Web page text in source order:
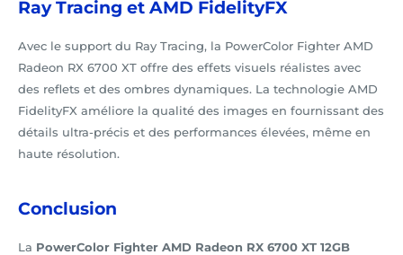
Ray Tracing et AMD FidelityFX
Avec le support du Ray Tracing, la PowerColor Fighter AMD
Radeon RX 6700 XT offre des effets visuels réalistes avec
des reflets et des ombres dynamiques. La technologie AMD
FidelityFX améliore la qualité des images en fournissant des
détails ultra-précis et des performances élevées, même en
haute résolution.
Conclusion
La PowerColor Fighter AMD Radeon RX 6700 XT 12GB